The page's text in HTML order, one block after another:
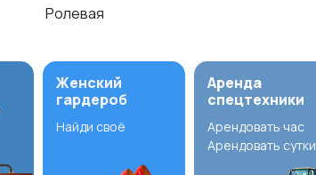
Ролевая
Женский
гардероб
Найди своё
Аренда
спецтехники
Арендовать час
Арендовать сутки